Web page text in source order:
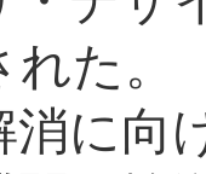
れた
に向